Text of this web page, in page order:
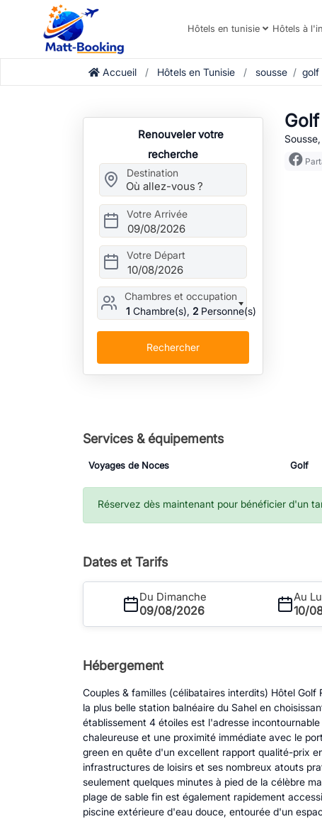
Hôtels en tunisie Hôtels à
Accueil Hôtels en Tunisie sousse golf
Renouveler votre
recherche
Destination
Votre Arrivée
09/08/2026
Votre Départ
10/08/2026
Chambres et occupation
1 Chambre(s), 2 Personne(s)
Rechercher
Services & équipements
Voyages de Noces Golf
Réservez dès maintenant pour bénéficier d'un
Dates et Tarifs
Du Dimanche
09/08/2026
Au
10/
Hébergement
Couples & familles (célibataires interdits) Hôtel
la plus belle station balnéaire du Sahel en
établissement 4 étoiles est l'adresse
chaleureuse et une proximité immédiate avec le
green en quête d'un excellent rapport qualité-prix
infrastructures de loisirs et ses nombreux atouts
seulement quelques minutes à pied de la célèbre
plage de sable fin est également rapidement
piscine extérieure d'eau douce, entourée d'un